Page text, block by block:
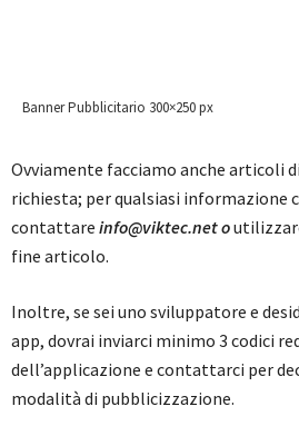
Banner Pubblicitario 300×250 px
Ovviamente facciamo anche articoli
richiesta; per qualsiasi informazione
contattare info@viktec.neto
fine articolo.
Inoltre, se sei uno sviluppatore e
app, dovrai inviarci minimo 3 codici
dell’applicazione e contattarci per
modalità di pubblicizzazione.